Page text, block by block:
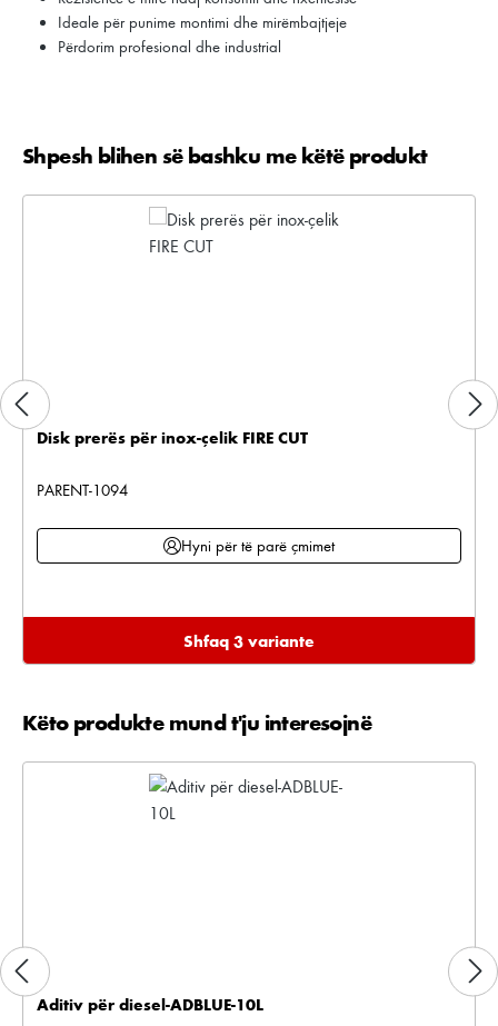
Ideale për punime montimi dhe mirëmbajtjeje
Përdorim profesional dhe industrial
Kalo galerinë e produktit
Shpesh blihen së bashku me këtë produkt
Disk prerës për inox-çelik FIRE CUT
PARENT-1094
Hyni për të parë çmimet
Shfaq 3 variante
Kalo galerinë e produktit
Këto produkte mund t'ju interesojnë
Aditiv për diesel-ADBLUE-10L